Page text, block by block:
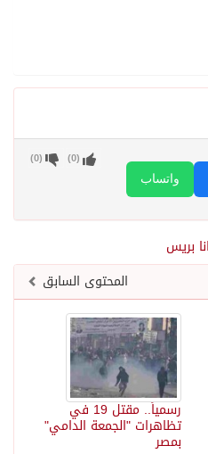
واتساب
(
0
) (
0
)
المحتوى السابق
رسمياً.. مقتل 19 في
تظاهرات "الجمعة الدامي"
بمصر